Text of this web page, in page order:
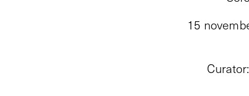
15
Curator: